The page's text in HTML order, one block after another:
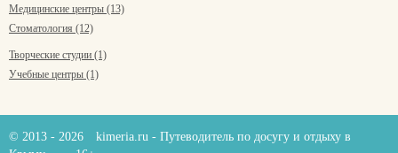
Медицинские центры (13)
Стоматология (12)
Творческие студии (1)
Учебные центры (1)
© 2013 - 2026 kimeria.ru - Путеводитель по досугу и отдыху в